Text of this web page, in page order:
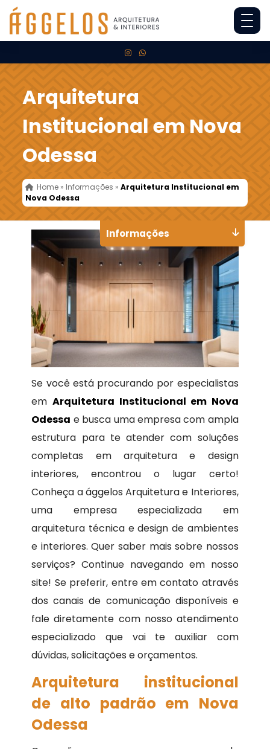
Arquitetura
Institucional em Nova
Odessa
Home » Informações »Arquitetura Institucional em
Nova Odessa
Se você está procurando por especialistas
em Arquitetura Institucional em Nova
Odessa e busca uma empresa com ampla
estrutura para te atender com soluções
completas em arquitetura e design
interiores, encontrou o lugar certo!
Conheça a ággelos Arquitetura e Interiores,
uma empresa especializada em
arquitetura técnica e design de ambientes
e interiores. Quer saber mais sobre nossos
serviços? Continue navegando em nosso
site! Se preferir, entre em contato através
dos canais de comunicação disponíveis e
fale diretamente com nosso atendimento
especializado que vai te auxiliar com
dúvidas, solicitações e orçamentos.
Arquitetura institucional
de alto padrão em Nova
Odessa
Informações